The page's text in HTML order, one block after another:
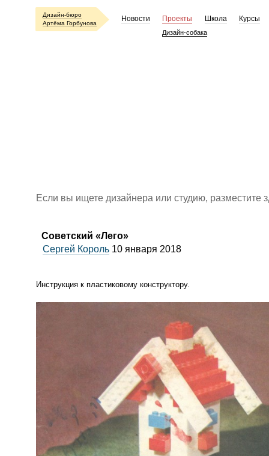
Дизайн-бюро
Артёма Горбунова
Новости Проекты
Дизайн-собака
Школа Курсы
Если вы ищете дизайнера или студию, разместите
Советский «Лего»
Сергей Король 10 января 2018
Инструкция к пластиковому конструктору.